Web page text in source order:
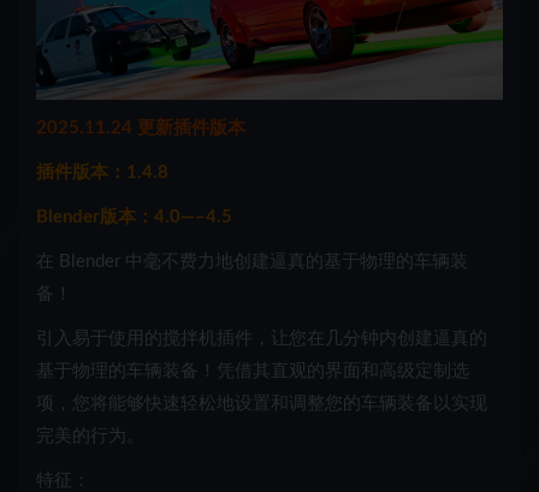
2025.11.24 更新插件版本
插件版本：1.4.8
Blender版本：4.0—–4.5
在 Blender 中毫不费力地创建逼真的基于物理的车辆装
备！
引入易于使用的搅拌机插件，让您在几分钟内创建逼真的
基于物理的车辆装备！凭借其直观的界面和高级定制选
项，您将能够快速轻松地设置和调整您的车辆装备以实现
完美的行为。
特征：